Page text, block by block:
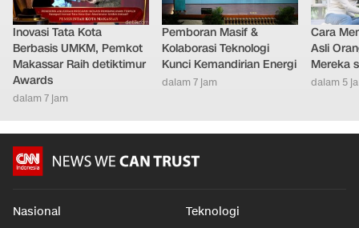
Inovasi Tata Kota
Berbasis UMKM, Pemkot
Makassar Raih detiktimur
Awards
dalam 7 jam
Pemboran Masif &
Kolaborasi Teknologi
Kunci Kemandirian Energi
dalam 7 jam
Cara
Asli
Mereka
dalam 5
Nasional Teknologi